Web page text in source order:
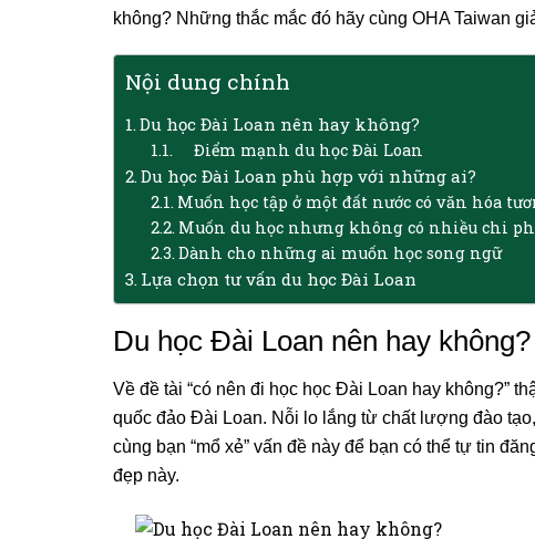
không? Những thắc mắc đó hãy cùng OHA Taiwan
Nội dung chính
Du học Đài Loan nên hay không?
Điểm mạnh du học Đài Loan
Du học Đài Loan phù hợp với những ai?
Muốn học tập ở một đất nước có văn hóa
Muốn du học nhưng không có nhiều chi
Dành cho những ai muốn học song ngữ
Lựa chọn tư vấn du học Đài Loan
Du học Đài Loan nên hay không?
Về đề tài “có nên đi học học Đài Loan hay không?”
quốc đảo Đài Loan. Nỗi lo lắng từ chất lượng đào
cùng bạn “mổ xẻ” vấn đề này để bạn có thể tự tin
đẹp này.